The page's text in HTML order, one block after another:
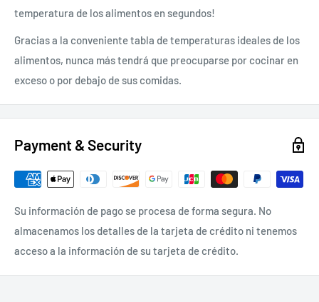
temperatura de los alimentos en segundos!
Gracias a la conveniente tabla de temperaturas ideales de los
alimentos, nunca más tendrá que preocuparse por cocinar en
exceso o por debajo de sus comidas.
Payment & Security
Su información de pago se procesa de forma segura. No
almacenamos los detalles de la tarjeta de crédito ni tenemos
acceso a la información de su tarjeta de crédito.